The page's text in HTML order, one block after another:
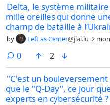
Delta, le système
mille oreilles qui donne
champ de bataille à
by Left as Center@jlai.lu 2
0comments
2
"C'est un
que le "Q-Day", ce jour
experts en cybersécurité ?